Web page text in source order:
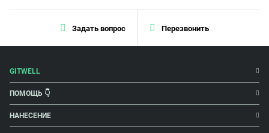
Задать вопрос Перезвонить
GITWELL
ПОМОЩЬ 👇
НАНЕСЕНИЕ